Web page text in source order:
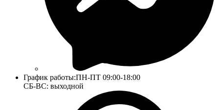
График работы:ПН-ПТ 09:00-18:00
СБ-ВС: выходной